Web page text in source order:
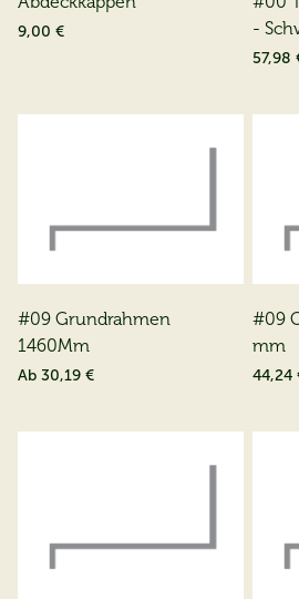
9,00 €
-
57,98
#09 Grundrahmen
1460Mm
Ab 30,19 €
#09
mm
44,24